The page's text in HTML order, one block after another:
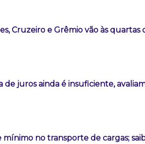
Cruzeiro e Grêmio vão às quartas
de juros ainda é insuficiente,
mínimo no transporte de cargas;